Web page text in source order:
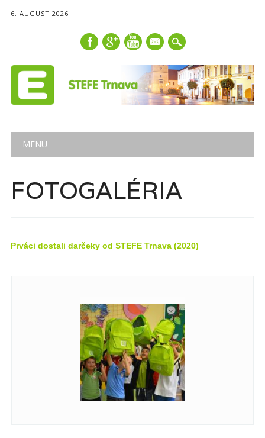
6. AUGUST 2026
mail
Main menu
MENU
FOTOGALÉRIA
Prváci dostali darčeky od STEFE Trnava (2020)